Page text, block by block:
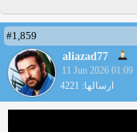
#1,859
aliazad77
11 Jun 2026 01:09
ارسالها: 4221